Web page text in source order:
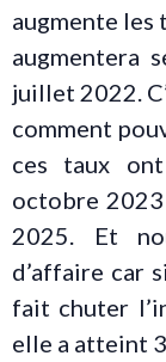
augmente les
augmentera
juillet 2022.
comment
ces taux
octobre 2023
2025. Et
d’affaire car
fait chuter
elle a atteint 3